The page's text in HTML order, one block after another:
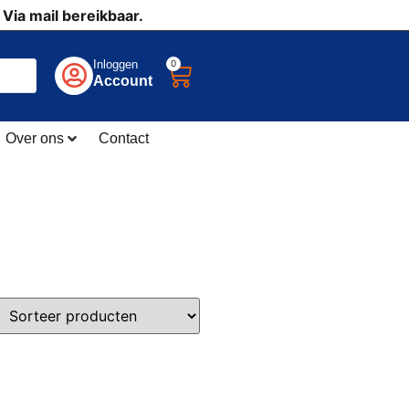
mail bereikbaar.
Inloggen
Account
0
Over ons Contact